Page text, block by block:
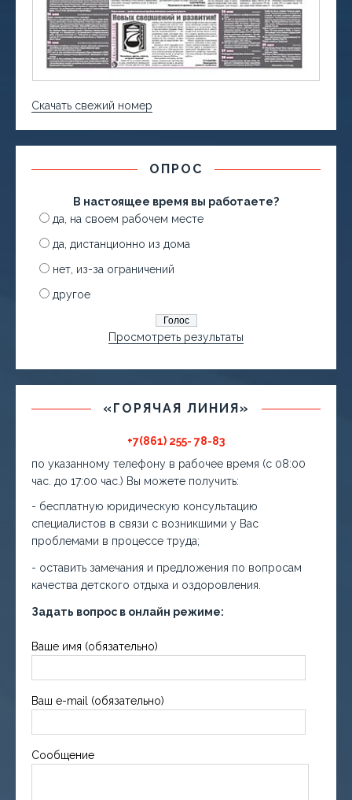
Скачать свежий номер
ОПРОС
В настоящее время вы работаете?
да, на своем рабочем месте
да, дистанционно из дома
нет, из-за ограничений
другое
Просмотреть результаты
«ГОРЯЧАЯ ЛИНИЯ»
+7(861) 255- 78-83
по указанному телефону в рабочее время (с 08:00
час. до 17:00 час.) Вы можете получить:
- бесплатную юридическую консультацию
специалистов в связи с возникшими у Вас
проблемами в процессе труда;
- оставить замечания и предложения по вопросам
качества детского отдыха и оздоровления.
Задать вопрос в онлайн режиме:
Ваше имя (обязательно)
Ваш e-mail (обязательно)
Сообщение